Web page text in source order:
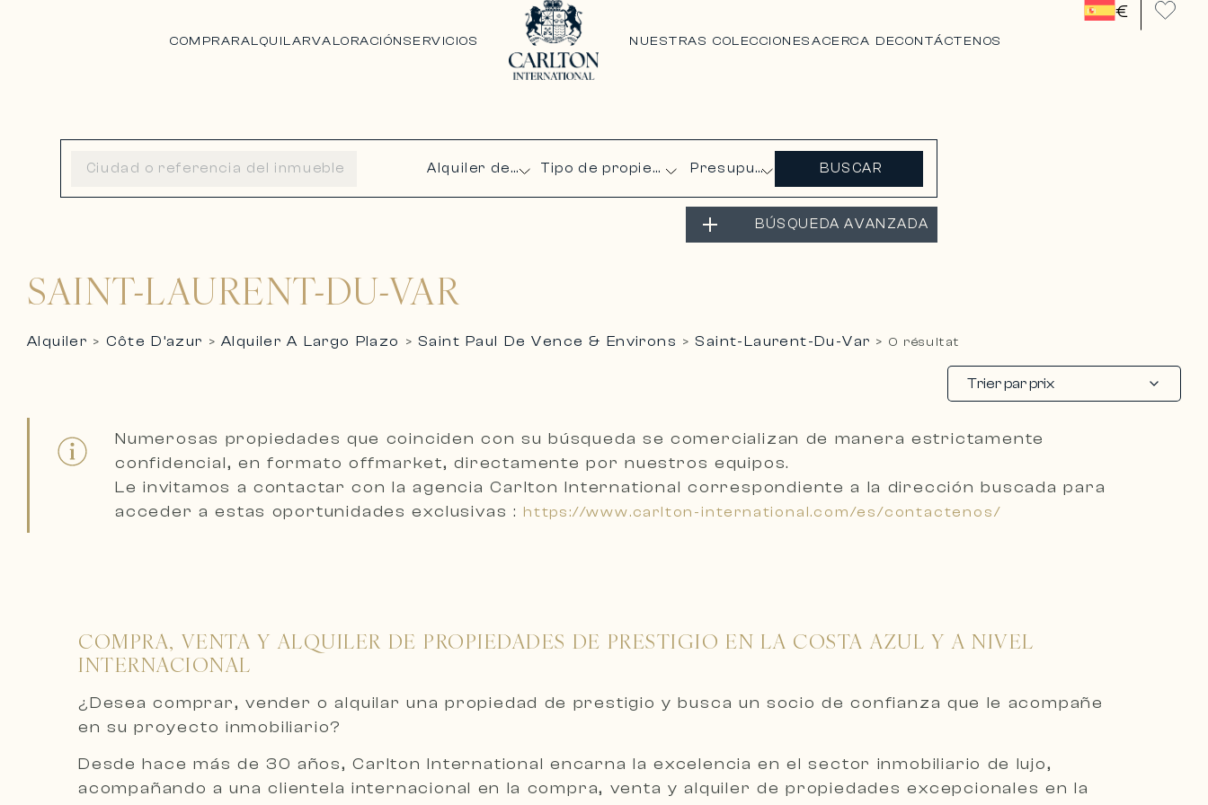
€
COMPRARALQUILARVALORACIÓNSERVICIOS NUESTRAS COLECCIONESACERCA DECONTÁCTENOS
Presupuesto BUSCAR
BÚSQUEDA AVANZADA
SAINT-LAURENT-DU-VAR
Alquiler > Côte D’azur >Alquiler A Largo Plazo > Saint Paul De Vence & Environs > Saint-Laurent-Du-Var > 0 résultat
Trier par prix
Numerosas propiedades que coinciden con su búsqueda se comercializan de manera estrictamente
confidencial, en formato offmarket, directamente por nuestros equipos.
Le invitamos a contactar con la agencia Carlton International correspondiente a la dirección buscada para
acceder a estas oportunidades exclusivas : https://www.carlton-international.com/es/contactenos/
COMPRA, VENTA Y ALQUILER DE PROPIEDADES DE PRESTIGIO EN LA COSTA AZUL Y A NIVEL
INTERNACIONAL
¿Desea comprar, vender o alquilar una propiedad de prestigio y busca un socio de confianza que le acompañe
en su proyecto inmobiliario?
Desde hace más de 30 años, Carlton International encarna la excelencia en el sector inmobiliario de lujo,
acompañando a una clientela internacional en la compra, venta y alquiler de propiedades excepcionales en la